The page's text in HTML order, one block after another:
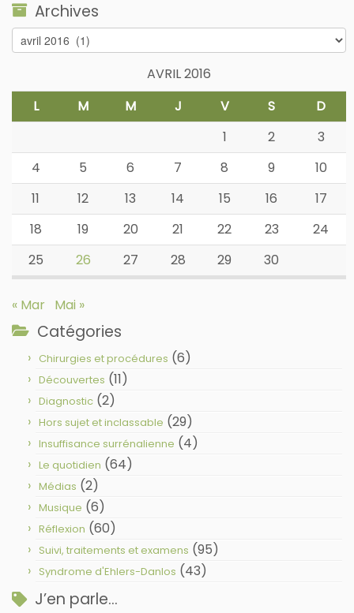
Archives
Archives
AVRIL 2016
L
M M J V S
D
1
2
3
4
5 6 7 8 9
10
11
12 13 14 15 16
17
18
19 20 21 22 23
24
25
26 27 28 29 30
« Mar Mai »
Catégories
Chirurgies et procédures (6)
Découvertes (11)
Diagnostic (2)
Hors sujet et inclassable (29)
Insuffisance surrénalienne (4)
Le quotidien (64)
Médias (2)
Musique (6)
Réflexion (60)
Suivi, traitements et examens (95)
Syndrome d'Ehlers-Danlos (43)
J’en parle…